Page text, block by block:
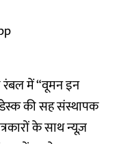
रंबल में “वूमन इन
डेस्क की सह संस्थापक
के साथ न्यूज़